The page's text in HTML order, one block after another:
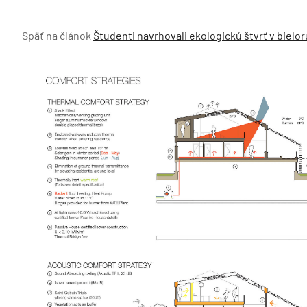
Späť na článok Študenti navrhovali ekologickú štvrť v